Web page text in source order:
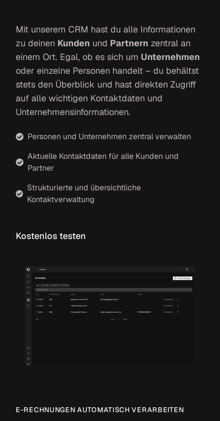
Mit unserem CRM hast du alle Informationen
zu deinen Kunden und Partnern zentral an
einem Ort. Egal, ob es sich um Unternehmen
oder einzelne Personen handelt – du behältst
stets den Überblick und hast direkten Zugriff
auf alle wichtigen Kontaktdaten und
Unternehmensinformationen.
Personen und Unternehmen zentral verwalten
Aktuelle Kontaktdaten für alle Kunden und
Partner
Strukturierte und übersichtliche
Kontaktverwaltung
Kostenlos testen
E-RECHNUNGEN AUTOMATISCH VERARBEITEN